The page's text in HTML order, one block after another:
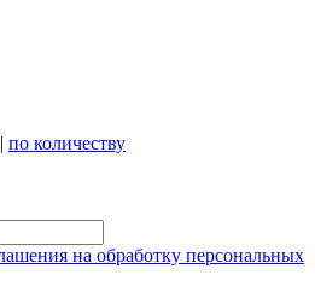
| по количеству
на обработку персональных